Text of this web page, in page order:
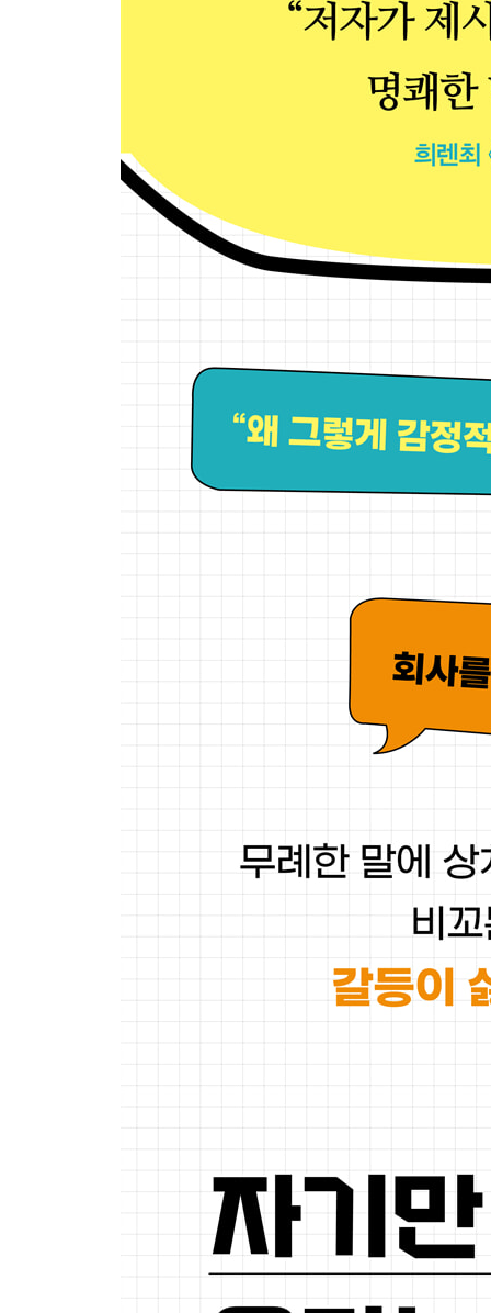
: ‘터치 턴 토크’로 가치관의 벽을 넘는다
14. 상대방의 언어로 바꾸어 말할 때 주의할 점
15. “저도 같은 입장이지만, 방법이 조금 다릅니다.”
? 알아두면 좋은 보조기술 3. 감정을 다스리는 구체
: 고집쟁이와 대화하면서도 평정심을 유지하는 법
4장 나의 반론이 먹히지 않았던 사소한 이유
: 누구에게 어떤 논리로 접근할 것인가?
17. 반론은 빨리 대처할수록 좋다
: 약점을 강점으로 만드는 ‘예변법’ 기술
18. 주제, 논리, 결론 순으로 말하라
: 제 잘난 맛에 사는 사람을 따르게 하는 TAC 기술
: 경험에 정서적 이야기를 담으면 효과가 커진다
: 근거가 많다고 다 좋은 것은 아니다
? 알아두면 좋은 보조기술 4. 말에 힘을 싣는 비언
: 목소리, 신체 언어, 표정, 단어 선택
워밍업 나를 조종하려 드는 사람과 협력하는 대화
: 갈등이 싫은 사람이 안심하고 받아치는 기술
24. 주제가 아닌 말투를 지적할 때 대응하는 법
27. 뭔가 느낌이 이상하고 압박감이 들 때 해야 할
: 상대의 가치 프레임에 말려들지 않으려면
28. “늘 그래왔잖아”를 물리치는 간단하고 신속한
: 비교는 몇 마디 말로 오류를 무너뜨린다